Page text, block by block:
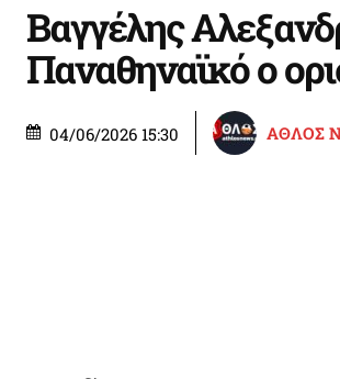
Βαγγέλης
Παναθηναϊκό ο
04/06/2026 15:30 ΑΘΛΟΣ